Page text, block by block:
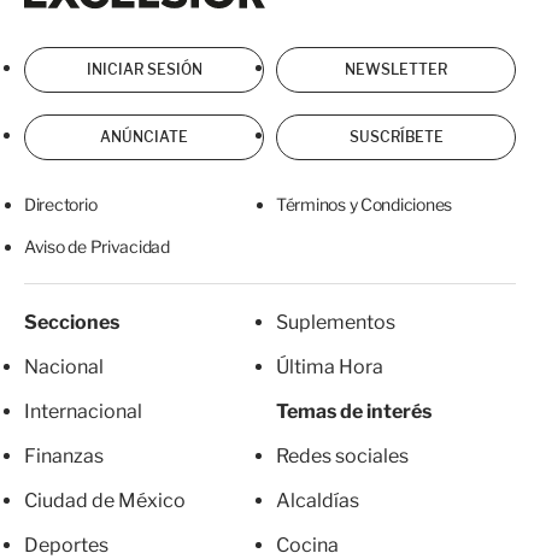
INICIAR SESIÓN NEWSLETTER
ANÚNCIATE SUSCRÍBETE
Directorio Términos y Condiciones
Aviso de Privacidad
Secciones
Nacional
Internacional
Finanzas
Ciudad de México
Deportes
Suplementos
Última Hora
Temas de interés
Redes sociales
Alcaldías
Cocina